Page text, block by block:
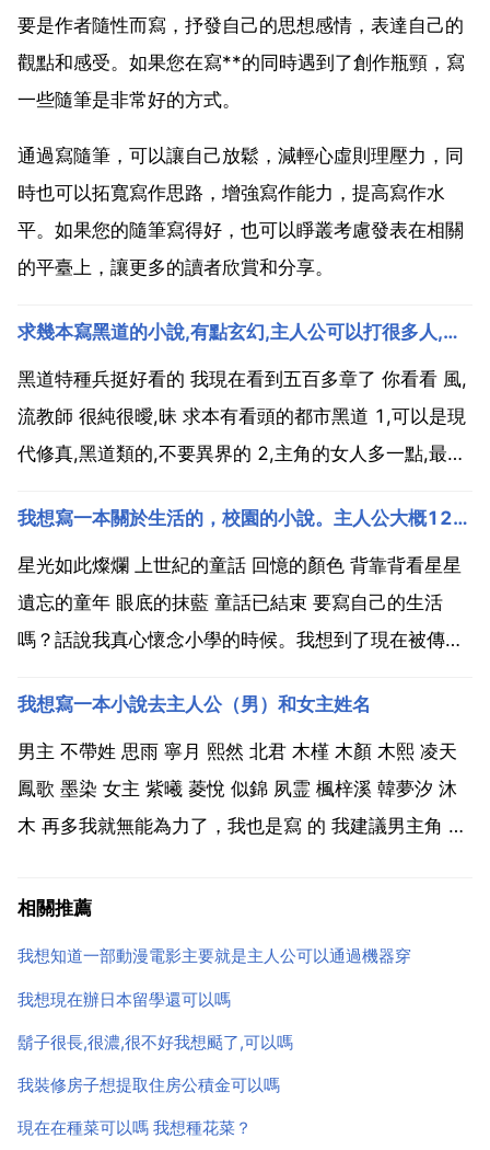
要是作者隨性而寫，抒發自己的思想感情，表達自己的
觀點和感受。如果您在寫**的同時遇到了創作瓶頸，寫
一些隨筆是非常好的方式。
通過寫隨筆，可以讓自己放鬆，減輕心虛則理壓力，同
時也可以拓寬寫作思路，增強寫作能力，提高寫作水
平。如果您的隨筆寫得好，也可以睜叢考慮發表在相關
的平臺上，讓更多的讀者欣賞和分享。
求幾本寫黑道的小說,有點玄幻,主人公可以打很多人,老婆也
黑道特種兵挺好看的 我現在看到五百多章了 你看看 風,
流教師 很純很曖,昧 求本有看頭的都市黑道 1,可以是現
代修真,黑道類的,不要異界的 2,主角的女人多一點,最好
麼多書,這絕對是本好書,本人看來沒鬱悶情節恩,主角有
公司,但是他的一個老婆看著...
我想寫一本關於生活的，校園的小說。主人公大概12歲。不知道取什麼題目，請大家幫幫忙想想，謝謝
星光如此燦爛 上世紀的童話 回憶的顏色 背靠背看星星
遺忘的童年 眼底的抹藍 童話已結束 要寫自己的生活
嗎？話說我真心懷念小學的時候。我想到了現在被傳得
然文藝了點。當時只道是尋常 夢想海岸 難捨 安年 12歲
瑣碎風雲 望採納 那蝴蝶停在12歲！生活藝...
我想寫一本小說去主人公（男）和女主姓名
男主 不帶姓 思雨 寧月 熙然 北君 木槿 木顏 木熙 凌天
鳳歌 墨染 女主 紫曦 菱悅 似錦 夙霊 楓梓溪 韓夢汐 沐
木 再多我就無能為力了，我也是寫 的 我建議男主角 名
被你採納，謝謝。我想寫一部 女主姓名都想好了就剩男
相關推薦
我想知道一部動漫電影主要就是主人公可以通過機器穿
我想現在辦日本留學還可以嗎
鬍子很長,很濃,很不好我想颳了,可以嗎
我裝修房子想提取住房公積金可以嗎
現在在種菜可以嗎 我想種花菜？